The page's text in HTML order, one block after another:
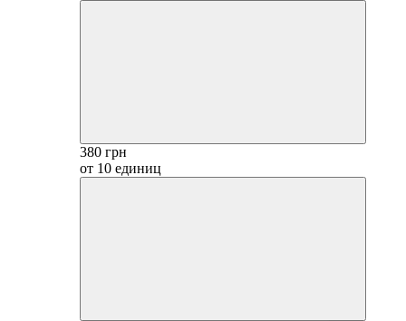
380 грн
от 10 единиц